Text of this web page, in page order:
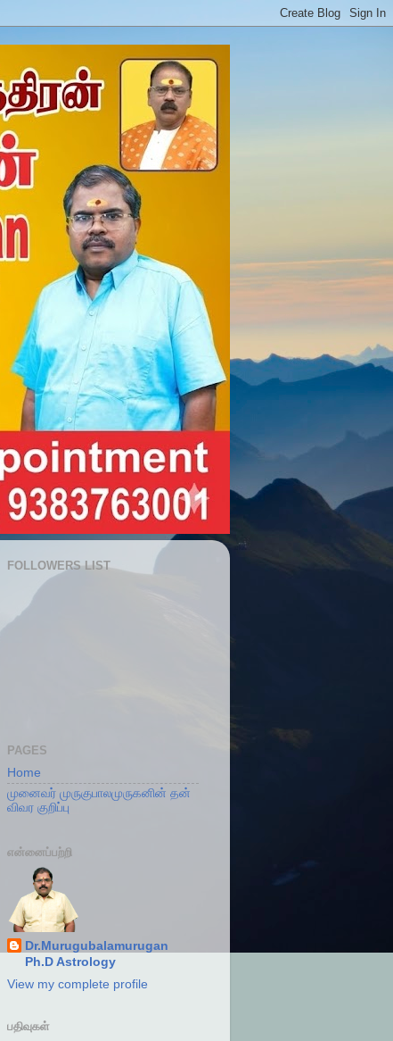
FOLLOWERS LIST
PAGES
Home
முனைவர் முருகுபாலமுருகனின் தன்
விவர குறிப்பு
என்னைப்பற்றி
Dr.Murugubalamurugan
Ph.D Astrology
View my complete profile
பதிவுகள்